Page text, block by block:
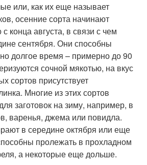
или, как их еще называет
осенние сорта начинают
конца августа, в связи с чем
сентября. Они способны
долгое время – примерно до 90
сочной мякотью, на вкус
сортов присутствует
Многие из этих сортов
заготовок на зиму, например, в
варенья, джема или повидла.
в середине октября или еще
пролежать в прохладном
а некоторые еще дольше.